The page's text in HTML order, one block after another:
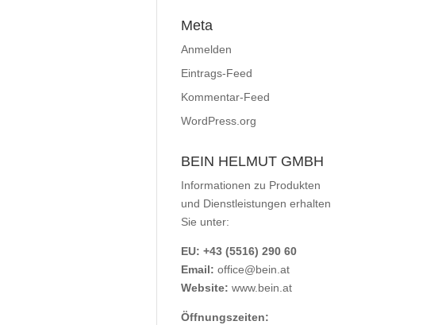
Meta
Anmelden
Eintrags-Feed
Kommentar-Feed
WordPress.org
BEIN HELMUT GMBH
Informationen zu Produkten
und Dienstleistungen erhalten
Sie unter:
EU: +43 (5516) 290 60
Email: office@bein.at
Website: www.bein.at
Öffnungszeiten: